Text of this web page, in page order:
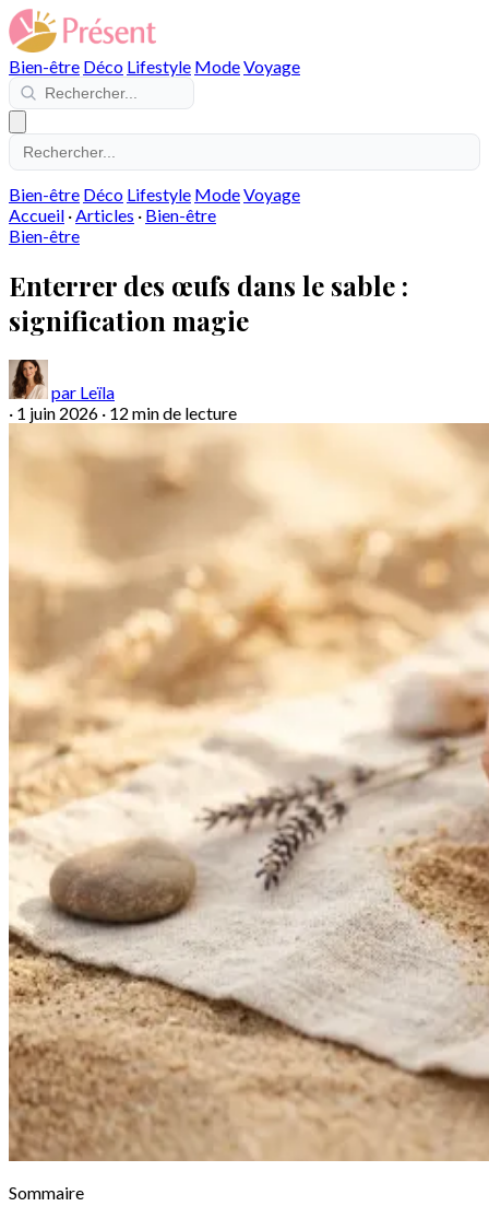
Bien-être Déco Lifestyle ModeVoyage
Bien-être Déco Lifestyle ModeVoyage
Accueil ·Articles · Bien-être
Bien-être
Enterrer des œufs dans le sable :
signification magie
par Leïla
· 1 juin 2026 · 12 min de lecture
Sommaire